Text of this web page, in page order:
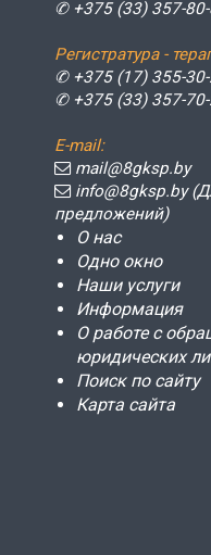
✆ +375 (33) 357-
Регистратура -
✆ +375 (17) 355-
✆ +375 (33) 357-
E-mail:
mail@8gksp.by
info@8gksp.by
предложений)
О нас
Одно окно
Наши услуги
Информация
О работе с
юридических
Поиск по сайту
Карта сайта